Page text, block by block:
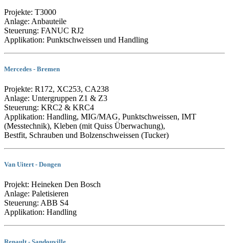
Projekte: T3000
Anlage: Anbauteile
Steuerung: FANUC RJ2
Applikation: Punktschweissen und Handling
Mercedes - Bremen
Projekte: R172, XC253, CA238
Anlage: Untergruppen Z1 & Z3
Steuerung: KRC2 & KRC4
Applikation: Handling, MIG/MAG, Punktschweissen, IMT
(Messtechnik), Kleben (mit Quiss Überwachung),
Bestfit, Schrauben und Bolzenschweissen (Tucker)
Van Uitert - Dongen
Projekt: Heineken Den Bosch
Anlage: Paletisieren
Steuerung: ABB S4
Applikation: Handling